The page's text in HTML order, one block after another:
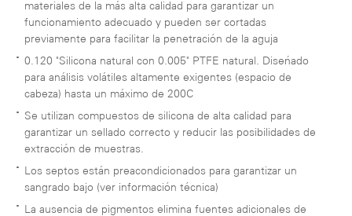
materiales de la más alta calidad para garantizar un
funcionamiento adecuado y pueden ser cortadas
previamente para facilitar la penetración de la aguja
0.120 "Silicona natural con 0.005" PTFE natural. Diseñado
para análisis volátiles altamente exigentes (espacio de
cabeza) hasta un máximo de 200C
Se utilizan compuestos de silicona de alta calidad para
garantizar un sellado correcto y reducir las posibilidades de
extracción de muestras.
Los septos están preacondicionados para garantizar un
sangrado bajo (ver información técnica)
La ausencia de pigmentos elimina fuentes adicionales de